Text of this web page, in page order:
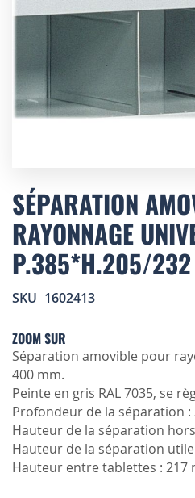
to
the
beginning
of
the
images
SÉPARATION
RAYONNAGE
P.385*H.205/
SKU 1602413
ZOOM SUR
Séparation amovible pour
400 mm.
Peinte en gris RAL 7035, se
Profondeur de la séparation :
Hauteur de la séparation
Hauteur de la séparation
Hauteur entre tablettes : 217